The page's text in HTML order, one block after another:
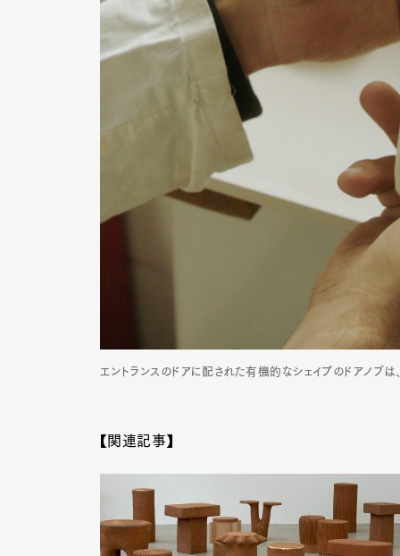
Pen
エントランスのドアに配された有機的なシェイプのドアノブは
【関連記事】